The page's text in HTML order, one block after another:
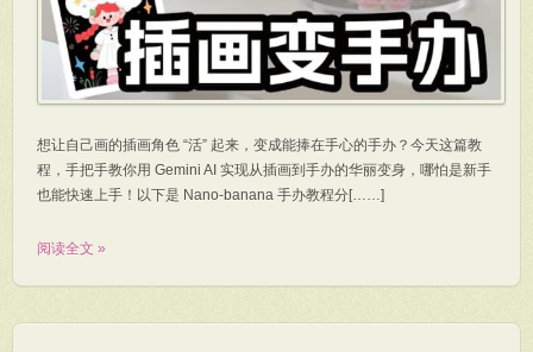
想让自己画的插画角色 “活” 起来，变成能捧在手心的手办？今天这篇教
程，手把手教你用 Gemini AI 实现从插画到手办的华丽变身，哪怕是新手
也能快速上手！以下是 Nano-banana 手办教程分[……]
阅读全文 »